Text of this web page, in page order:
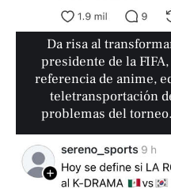
Da risa al
presidente de la
referencia de anime,
teletransportación
problemas del